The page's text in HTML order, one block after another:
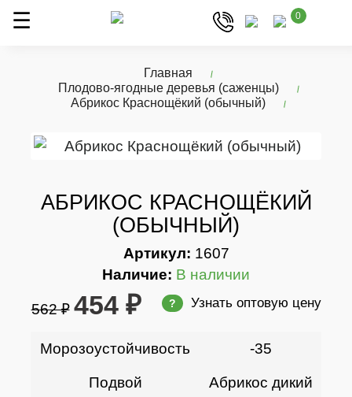
0
Главная
Плодово-ягодные деревья (саженцы)
Абрикос Краснощёкий (обычный)
АБРИКОС КРАСНОЩЁКИЙ
(ОБЫЧНЫЙ)
Артикул: 1607
Наличие: В наличии
562 ₽ 454 ₽ ? Узнать оптовую цену
Морозоустойчивость -35
Подвой Абрикос дикий